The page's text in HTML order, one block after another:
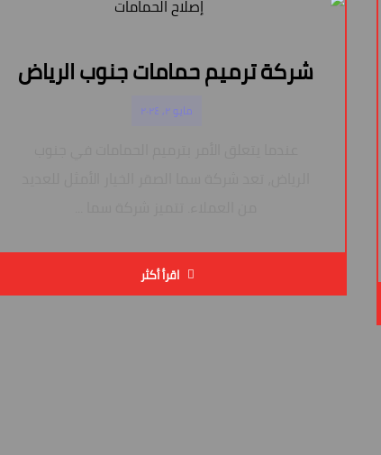
شركة ترميم حمامات جنوب الرياض
مايو ٢, ٢٠٢٤
اقرأ أكثر